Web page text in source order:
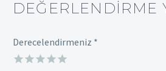
DEĞERLENDIRME
Derecelendirmeniz *